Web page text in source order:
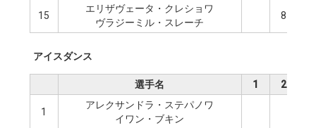
15
エリザヴェータ・クレショワ
ヴラジーミル・スレーチ
8
アイスダンス
選手名 1 2
1
アレクサンドラ・ステパノワ
イワン・ブキン